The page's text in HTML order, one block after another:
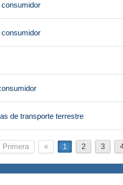
de transporte terrestre
Primera « 1 2 3